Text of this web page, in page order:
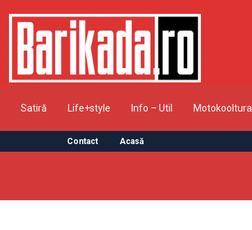
Satiră Life+style Info – Util Motokooltura
Contact Acasă